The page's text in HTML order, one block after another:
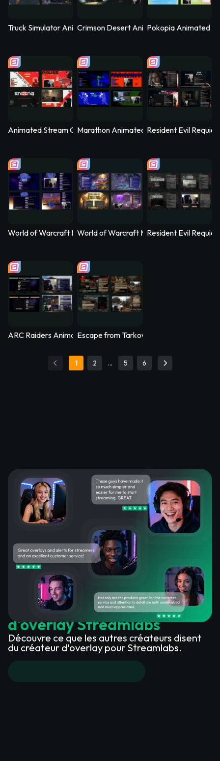
Truck Simulator Animated Stream Overlay – Logistica
Crimson Desert Animated Stream
Pokopia Animated
Animated Stream Overlay - SYS_CORE
Marathon Animated Stream Overlay -
Resident Evil
World of Warcraft Midnight Animated Stream Overlay –
World of Warcraft Midnight Animated
Resident Evil
ARC Raiders Animated Stream Overlay – Arcfall
Escape from Tarkov Animated Stream
1 2 … 5 6
Ce que les clients satisfaits
disent de notre créateur
d'overlay Streamlabs
Découvre ce que les autres créateurs disent
du créateur d'overlay pour Streamlabs.